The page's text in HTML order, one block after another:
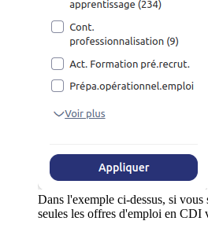
Dans l'exemple ci-dessus, si
seules les offres d'emploi en CDI